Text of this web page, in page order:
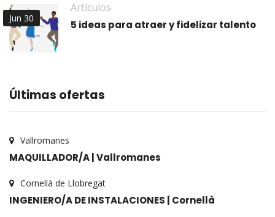
Jun 30
Artículos
5 ideas para atraer y fidelizar talento
Últimas ofertas
Vallromanes
MAQUILLADOR/A | Vallromanes
Cornellà de Llobregat
INGENIERO/A DE INSTALACIONES | Cornellà